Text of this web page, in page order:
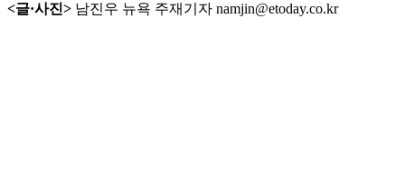
<글·사진> 남진우 뉴욕 주재기자 namjin@etoday.co.kr